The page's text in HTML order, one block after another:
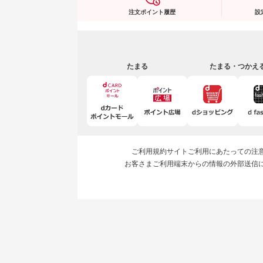
注文ポイント履歴 設
たまる たまる・つかえ
ご利用規約サイトご利用にあたっての注
お客さまご利用端末からの情報の外部送信